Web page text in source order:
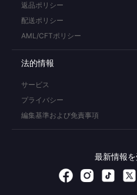
返品ポリシー
配送ポリシー
AML/CFTポリシー
法的情報
サービス
プライバシー
編集基準および免責事項
最新情報